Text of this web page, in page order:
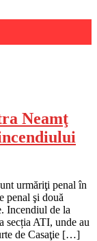
Neamţ
urmăriţi penal în
penal şi două
Incendiul de la
secția ATI, unde au
de Casaţie […]